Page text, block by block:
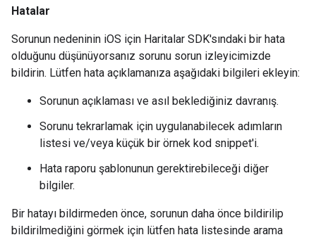
Hatalar
Sorunun nedeninin iOS için Haritalar SDK'sındaki bir hata
olduğunu düşünüyorsanız sorunu sorun izleyicimizde
bildirin. Lütfen hata açıklamanıza aşağıdaki bilgileri ekleyin:
Sorunun açıklaması ve asıl beklediğiniz davranış.
Sorunu tekrarlamak için uygulanabilecek adımların
listesi ve/veya küçük bir örnek kod snippet'i.
Hata raporu şablonunun gerektirebileceği diğer
bilgiler.
Bir hatayı bildirmeden önce, sorunun daha önce bildirilip
bildirilmediğini görmek için lütfen hata listesinde arama